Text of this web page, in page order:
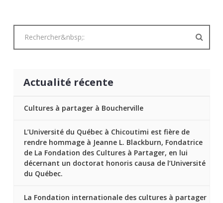
Actualité récente
Cultures à partager à Boucherville
L’Université du Québec à Chicoutimi est fière de
rendre hommage à Jeanne L. Blackburn, Fondatrice
de La Fondation des Cultures à Partager, en lui
décernant un doctorat honoris causa de l’Université
du Québec.
La Fondation internationale des cultures à partager